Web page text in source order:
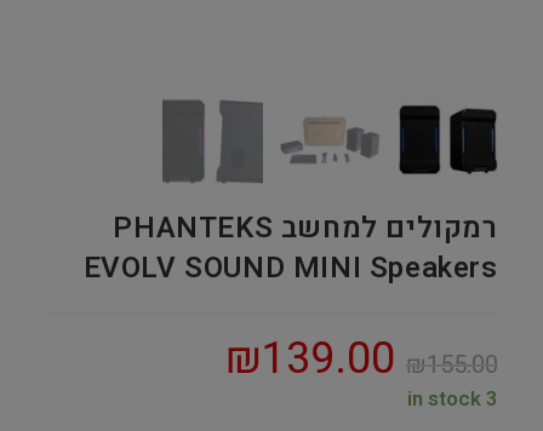
רמקולים למחשב PHANTEKS
EVOLV SOUND MINI Speakers
₪155.00
₪139.00
3 in stock